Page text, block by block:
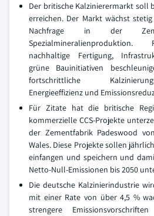
Der britische Kalzinierermarkt soll
erreichen. Der Markt wächst
Nachfrage in der
Spezialmineralienproduktion.
nachhaltige Fertigung,
grüne Bauinitiativen
fortschrittliche
Energieeffizienz und
Für Zitate hat die britische
kommerzielle CCS-Projekte
der Zementfabrik Padeswood
Wales. Diese Projekte sollen
einfangen und speichern und
Netto-Null-Emissionen bis 2050
Die deutsche Kalzinierindustrie
mit einer Rate von über 4,5 %
strengere